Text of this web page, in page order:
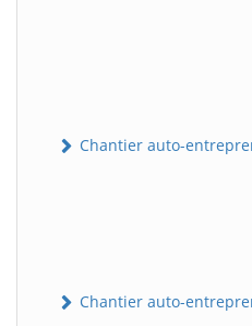
Chantier auto-
Chantier auto-